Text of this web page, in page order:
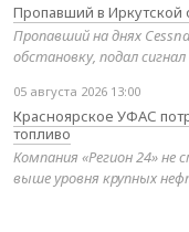
Пропавший в Иркутской
Пропавший на днях
обстановку, подал
05 августа 2026 13:00
Красноярское УФАС
топливо
Компания «Регион 24» не
выше уровня крупных